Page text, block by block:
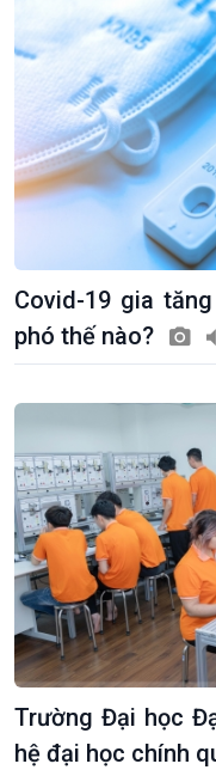
Covid-19 gia
phó thế nào?
Trường Đại học
hệ đại học chính